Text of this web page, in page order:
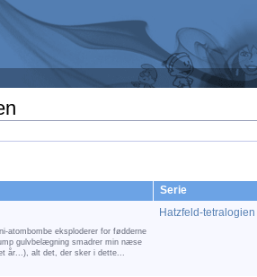
Serie
atombombe eksploderer for fødderne
gulvbelægning smadrer min næse
år...), alt det, der sker i dette...
Hatzfeld-tetralogien